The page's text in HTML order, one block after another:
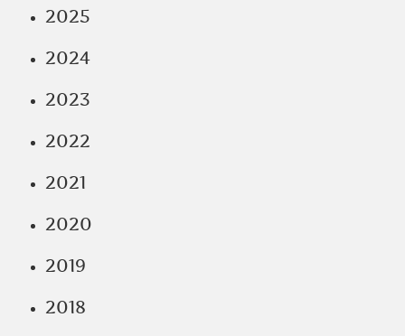
2025
2024
2023
2022
2021
2020
2019
2018